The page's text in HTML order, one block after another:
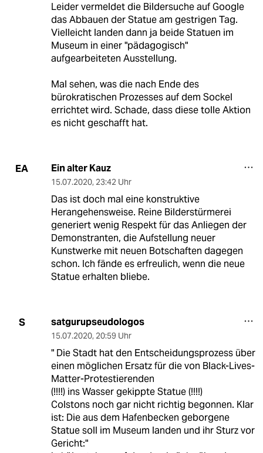
Leider vermeldet die Bildersuche auf Google
das Abbauen der Statue am gestrigen Tag.
Vielleicht landen dann ja beide Statuen im
Museum in einer "pädagogisch"
aufgearbeiteten Ausstellung.
Mal sehen, was die nach Ende des
bürokratischen Prozesses auf dem Sockel
errichtet wird. Schade, dass diese tolle Aktion
es nicht geschafft hat.
EA Ein alter Kauz
15.07.2020, 23:42 Uhr
Das ist doch mal eine konstruktive
Herangehensweise. Reine Bilderstürmerei
generiert wenig Respekt für das Anliegen der
Demonstranten, die Aufstellung neuer
Kunstwerke mit neuen Botschaften dagegen
schon. Ich fände es erfreulich, wenn die neue
Statue erhalten bliebe.
S satgurupseudologos
15.07.2020, 20:59 Uhr
" Die Stadt hat den Entscheidungsprozess über
einen möglichen Ersatz für die von Black-Lives-
Matter-Protestierenden
(!!!!) ins Wasser gekippte Statue (!!!!)
Colstons noch gar nicht richtig begonnen. Klar
ist: Die aus dem Hafenbecken geborgene
Statue soll im Museum landen und ihr Sturz vor
Gericht:"